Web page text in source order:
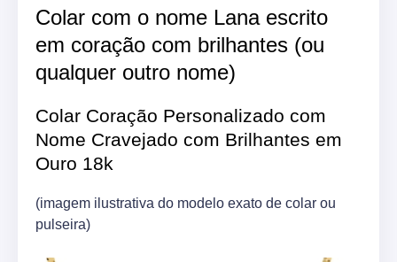
Colar com o nome Lana escrito
em coração com brilhantes (ou
qualquer outro nome)
Colar Coração Personalizado com
Nome Cravejado com Brilhantes em
Ouro 18k
(imagem ilustrativa do modelo exato de colar ou
pulseira)